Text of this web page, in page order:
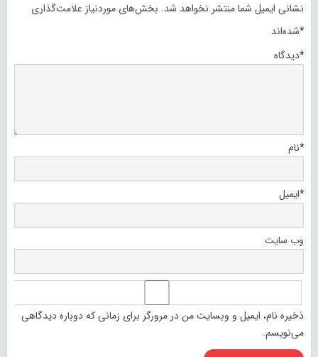
نشانی ایمیل شما منتشر نخواهد شد. بخش‌های موردنیاز علامت‌گذاری
شده‌اند*
دیدگاه*
نام*
ایمیل*
وب‌ سایت
ذخیره نام، ایمیل و وبسایت من در مرورگر برای زمانی که دوباره دیدگاهی
می‌نویسم.